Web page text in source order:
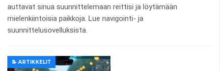
auttavat sinua suunnittelemaan reittisi ja löytämään
mielenkiintoisia paikkoja. Lue navigointi- ja
suunnittelusovelluksista.
📝 ARTIKKELIT